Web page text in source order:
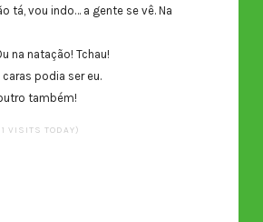
tá, vou indo… a gente se vê. Na
na natação! Tchau!
podia ser eu.
também!
VISITS TODAY)